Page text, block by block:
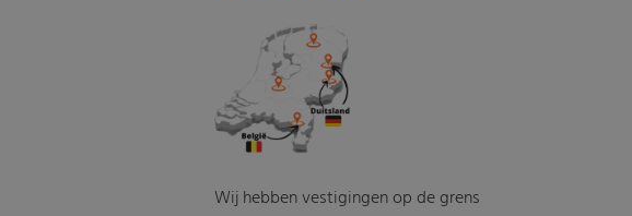
Wij hebben vestigingen op de grens